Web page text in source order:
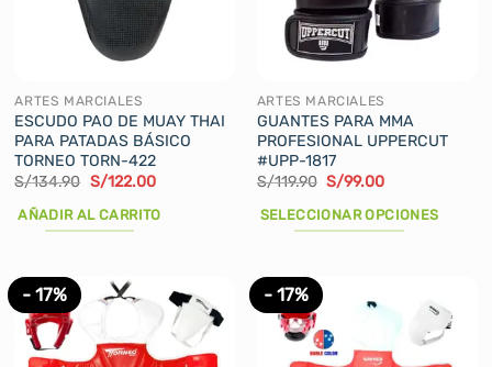
la
página
de
producto
ARTES MARCIALES
ESCUDO PAO DE MUAY THAI
PARA PATADAS BÁSICO
TORNEO TORN-422
S/134.90 El
original
era:
S/122.00El
actual
AÑADIR AL CARRITO
ARTES MARCIALES
GUANTES PARA MMA
PROFESIONAL UPPERCUT
#UPP-1817
S/119.90 El
original
era:
S/99.00El
actual
es:
SELECCIONAR OPCIONES
tiene
múltiples
variantes.
- 17% - 17%